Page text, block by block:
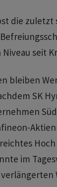
die
seit
bleiben
SK
im